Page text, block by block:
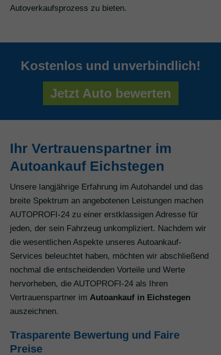
Autoverkaufsprozess zu bieten.
Kostenlos und unverbindlich!
Jetzt Auto bewerten
Ihr Vertrauenspartner im
Autoankauf Eichstegen
Unsere langjährige Erfahrung im Autohandel und das
breite Spektrum an angebotenen Leistungen machen
AUTOPROFI-24 zu einer erstklassigen Adresse für
jeden, der sein Fahrzeug unkompliziert. Nachdem wir
die wesentlichen Aspekte unseres Autoankauf-
Services beleuchtet haben, möchten wir abschließend
nochmal die entscheidenden Vorteile und Werte
hervorheben, die AUTOPROFI-24 als Ihren
Vertrauenspartner im Autoankauf in Eichstegen
auszeichnen.
Trasparente Bewertung und Faire
Preise